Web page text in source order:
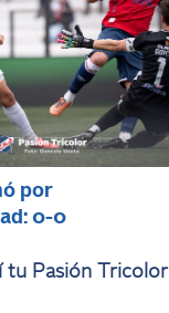
por
0-0
tu Pasión Tricolor